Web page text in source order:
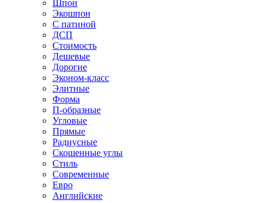
Шпон
Экошпон
С патиной
ДСП
Стоимость
Дешевые
Дорогие
Эконом-класс
Элитные
Форма
П-образные
Угловые
Прямые
Радиусные
Скошенные углы
Стиль
Современные
Евро
Английские